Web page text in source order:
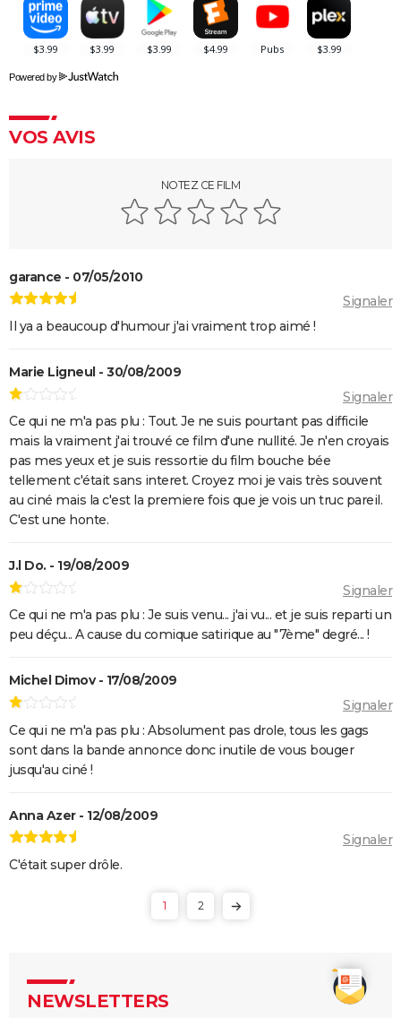
inspiré le film culte
La vie pour de vrai : les retrouvailles de Kad Merad et
Dany Boon au cinéma
Le Dîner de cons : ça a vraiment existé, un célèbre
Adieu Les Cons : synopsis, critique, César, âge, bande-
Les Tuche 5 : le roi Charles, Camilla, Elton John... Qui
les jouent dans God save the Tuche ?
pendant trois mois pour cette scène qui ne dure
pourtant que quelques minutes
Le diable s'habille en Prada 2 : le film aura-t-il droit à
Barbie : même Ryan Gosling était "déçu", les
nominations aux Oscars ont provoqué un tollé
Astérix et Obélix et L'Empire du Milieu : casting,
streaming, critiques, avis... Tout savoir
Kaamelott, premier volet : quand sort la suite du film
au cinéma ?
La Cité de la peur : Valérie Lemercier a fait une
l'écran ?
Qu'est-ce qu'on a fait au Bon Dieu 3 : une suite est-
elle prévue ?
Les Tuche 4 : la mort de Michel Blanc a été "terrible"
pour Jean-Paul Rouve
En même temps
Les Aventures de Rabbi Jacob
L'Origine du monde
OSS 117 3 : que disent les critiques sur le film ?
Monty Python, Sacré Graal
The French Dispatch : faut-il voir le dernier Wes
Powered by
VOS AVIS
NOTEZ CE FILM
garance - 07/05/2010
Signaler
Il ya a beaucoup d'humour j'ai vraiment trop aimé !
Marie Ligneul - 30/08/2009
Signaler
Ce qui ne m'a pas plu : Tout. Je ne suis pourtant pas difficile
mais la vraiment j'ai trouvé ce film d'une nullité. Je n'en croyais
pas mes yeux et je suis ressortie du film bouche bée
tellement c'était sans interet. Croyez moi je vais très souvent
au ciné mais la c'est la premiere fois que je vois un truc pareil.
C'est une honte.
J.l Do. - 19/08/2009
Signaler
Ce qui ne m'a pas plu : Je suis venu... j'ai vu... et je suis reparti un
peu déçu... A cause du comique satirique au "7ème" degré... !
Michel Dimov - 17/08/2009
Signaler
Ce qui ne m'a pas plu : Absolument pas drole, tous les gags
sont dans la bande annonce donc inutile de vous bouger
jusqu'au ciné !
Anna Azer - 12/08/2009
Signaler
C'était super drôle.
1 2
NEWSLETTERS